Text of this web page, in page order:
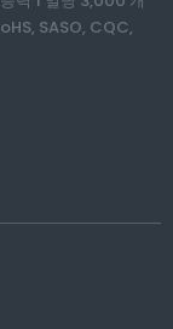
SASO, CQC,